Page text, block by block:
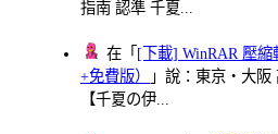
指南 認準 千夏...
在「 [下載] WinRAR 壓
+免費版）
」說：東京・大
【千夏の伊...